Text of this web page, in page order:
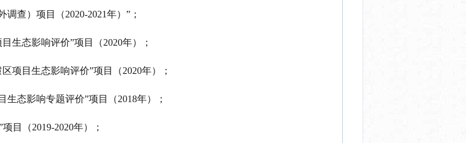
查）项目（2020-2021年）”；
生态影响评价”项目（2020年）；
项目生态影响评价”项目（2020年）；
态影响专题评价”项目（2018年）；
目（2019-2020年）；